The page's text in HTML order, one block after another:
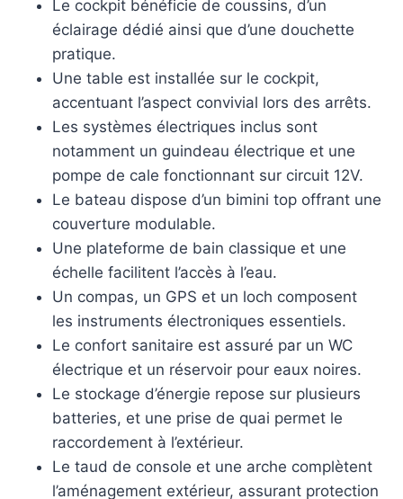
Le cockpit bénéficie de coussins, d’un
éclairage dédié ainsi que d’une douchette
pratique.
Une table est installée sur le cockpit,
accentuant l’aspect convivial lors des arrêts.
Les systèmes électriques inclus sont
notamment un guindeau électrique et une
pompe de cale fonctionnant sur circuit 12V.
Le bateau dispose d’un bimini top offrant une
couverture modulable.
Une plateforme de bain classique et une
échelle facilitent l’accès à l’eau.
Un compas, un GPS et un loch composent
les instruments électroniques essentiels.
Le confort sanitaire est assuré par un WC
électrique et un réservoir pour eaux noires.
Le stockage d’énergie repose sur plusieurs
batteries, et une prise de quai permet le
raccordement à l’extérieur.
Le taud de console et une arche complètent
l’aménagement extérieur, assurant protection